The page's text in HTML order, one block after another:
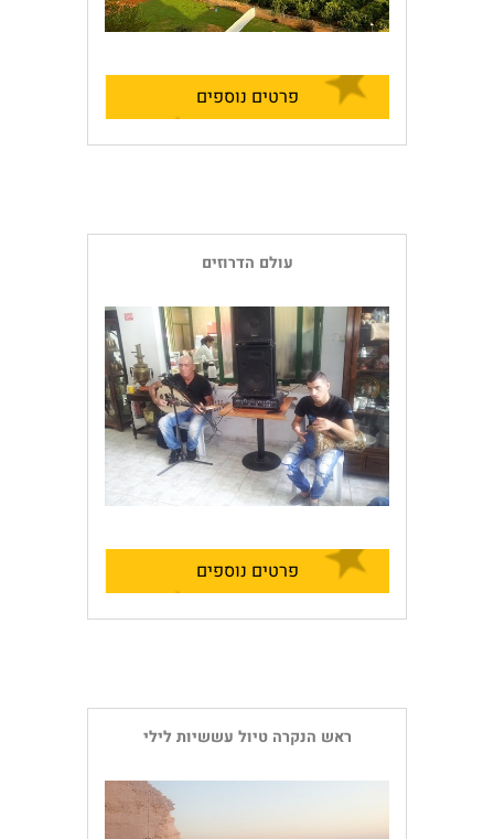
פרטים נוספים
עולם הדרוזים
פרטים נוספים
ראש הנקרה טיול עששיות לילי